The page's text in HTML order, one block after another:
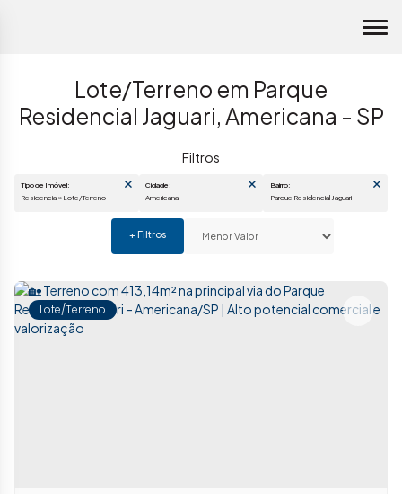
Lote/Terreno em Parque
Residencial Jaguari, Americana - SP
Residencial » Lote/Terreno Americana
Lote/Terreno